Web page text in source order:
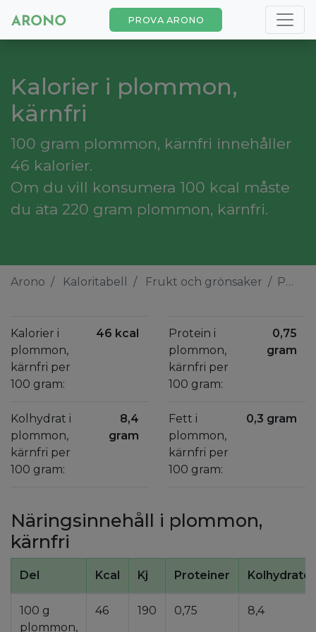
PROVA ARONO
Kalorier i plommon,
kärnfri
100 gram plommon, kärnfri innehåller
46 kalorier.
Om du vill konsumera 100 kcal måste
du äta 220 gram plommon, kärnfri.
Arono Kaloritabell Frukt och grönsaker Plommon, kärnfri
Kalorier i
plommon,
kärnfri per
100 gram:
46 kcal
Kolhydrat i
plommon,
kärnfri per
100 gram:
8,4
gram
Protein i
plommon,
kärnfri per
100 gram:
0,75
gram
Fett i
plommon,
kärnfri per
100 gram:
0,3 gram
Näringsinnehåll i plommon,
kärnfri
Del Kcal Kj Proteiner Kolhydrater
100 g
plommon,
46 190 0,75 8,4